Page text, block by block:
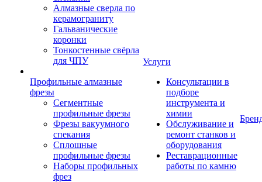
Алмазные сверла по
керамограниту
Гальванические
коронки
Тонкостенные свёрла
для ЧПУ
Профильные алмазные
фрезы
Сегментные
профильные фрезы
Фрезы вакуумного
спекания
Сплошные
профильные фрезы
Наборы профильных
фрез
Услуги
Консультации в
подборе
инструмента и
химии
Обслуживание и
ремонт станков и
оборудования
Реставрационные
работы по камню